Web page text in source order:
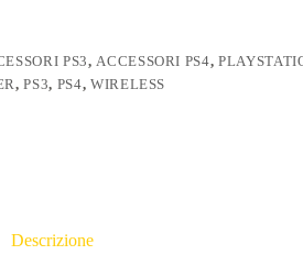
PS3,ACCESSORI PS4,
,PS3, PS4, WIRELESS
Descrizione